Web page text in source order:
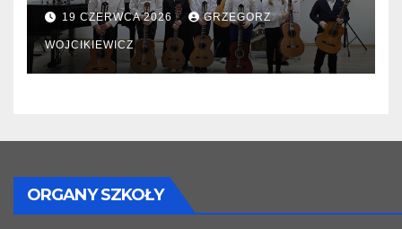
19 CZERWCA 2026 GRZEGORZ
WOJCIKIEWICZ
ORGANY SZKOŁY